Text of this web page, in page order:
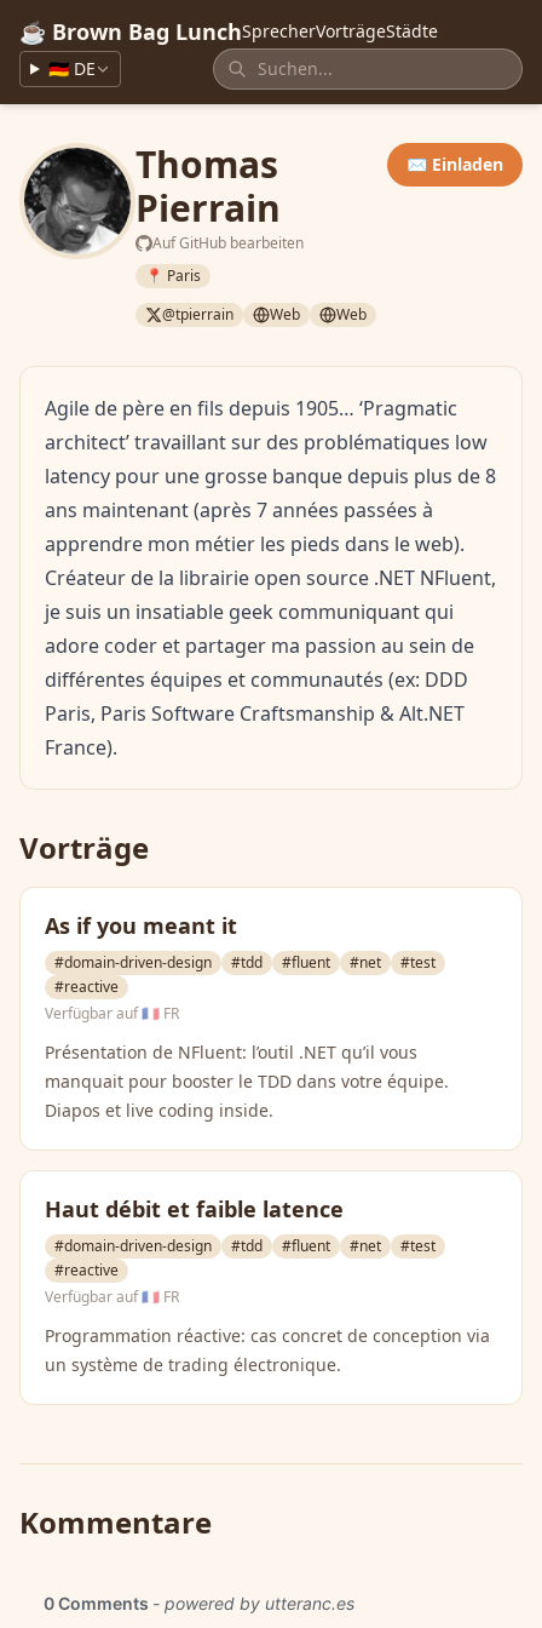
☕ Brown Bag LunchSprecherVorträgeStädte
🇩🇪 DE
Thomas
Pierrain
Auf GitHub bearbeiten
✉️ Einladen
📍 Paris
@tpierrain
Web Web
Agile de père en fils depuis 1905… ‘Pragmatic
architect’ travaillant sur des problématiques low
latency pour une grosse banque depuis plus de 8
ans maintenant (après 7 années passées à
apprendre mon métier les pieds dans le web).
Créateur de la librairie open source .NET NFluent,
je suis un insatiable geek communiquant qui
adore coder et partager ma passion au sein de
différentes équipes et communautés (ex: DDD
Paris, Paris Software Craftsmanship & Alt.NET
France).
Vorträge
As if you meant it
#domain-driven-design #tdd #fluent #net
#test
#reactive
Verfügbar auf🇫🇷 FR
Présentation de NFluent: l’outil .NET qu’il vous
manquait pour booster le TDD dans votre équipe.
Diapos et live coding inside.
Haut débit et faible latence
#domain-driven-design #tdd #fluent #net
#test
#reactive
Verfügbar auf🇫🇷 FR
Programmation réactive: cas concret de conception via
un système de trading électronique.
Kommentare